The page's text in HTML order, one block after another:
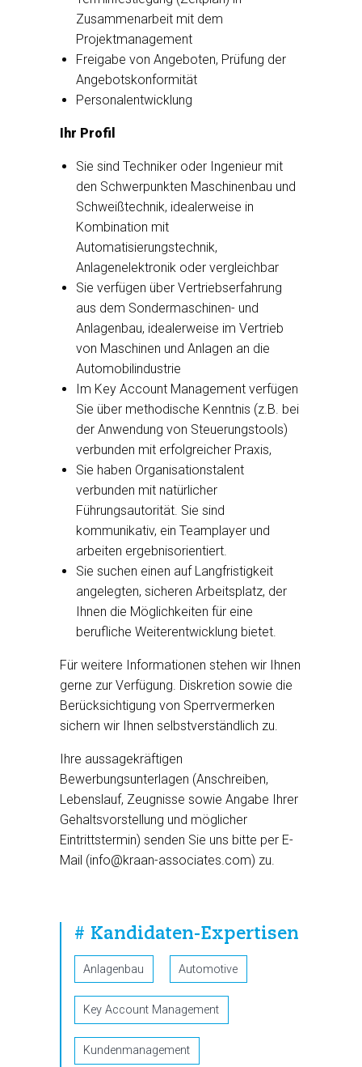
Zusammenarbeit mit dem
Projektmanagement
Freigabe von Angeboten, Prüfung der
Angebotskonformität
Personalentwicklung
Ihr Profil
Sie sind Techniker oder Ingenieur mit
den Schwerpunkten Maschinenbau und
Schweißtechnik, idealerweise in
Kombination mit
Automatisierungstechnik,
Anlagenelektronik oder vergleichbar
Sie verfügen über Vertriebserfahrung
aus dem Sondermaschinen- und
Anlagenbau, idealerweise im Vertrieb
von Maschinen und Anlagen an die
Automobilindustrie
Im Key Account Management verfügen
Sie über methodische Kenntnis (z.B. bei
der Anwendung von Steuerungstools)
verbunden mit erfolgreicher Praxis,
Sie haben Organisationstalent
verbunden mit natürlicher
Führungsautorität. Sie sind
kommunikativ, ein Teamplayer und
arbeiten ergebnisorientiert.
Sie suchen einen auf Langfristigkeit
angelegten, sicheren Arbeitsplatz, der
Ihnen die Möglichkeiten für eine
berufliche Weiterentwicklung bietet.
Für weitere Informationen stehen wir Ihnen
gerne zur Verfügung. Diskretion sowie die
Berücksichtigung von Sperrvermerken
sichern wir Ihnen selbstverständlich zu.
Ihre aussagekräftigen
Bewerbungsunterlagen (Anschreiben,
Lebenslauf, Zeugnisse sowie Angabe Ihrer
Gehaltsvorstellung und möglicher
Eintrittstermin) senden Sie uns bitte per E-
Mail (info@kraan-associates.com) zu.
# Kandidaten-Expertisen
Anlagenbau Automotive
Key Account Management
Kundenmanagement